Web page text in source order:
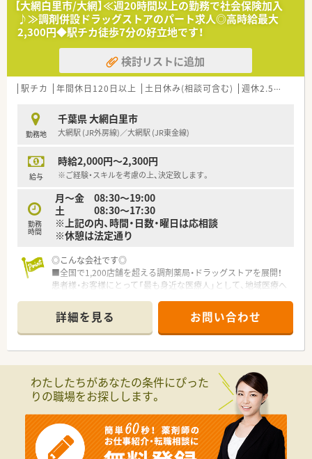
養士、ケアマネージャー、登録販売者など幅広い職種の従業員が
在籍しており職種を超えた連携で地域の健康をサポートしてい
ます。
■全店で分離申請となっており、調剤業務に専念できる就業環境
となっております。レジ打ちや品出しは行わず、薬局を併設して
いない店舗への配属はございません。
■調剤併設ドラッグストアや総合病院門、在宅医療専門など様々
ご希望の方には在宅医療の分野などへ進んでいくことも可能で、
薬剤師としてスキルアップを目指していけます。
【大網白里市/大網】≪週20時間以上の勤務で社会保険加入
♪≫調剤併設ドラッグストアのパート求人◎高時給最大
2,300円◆駅チカ徒歩7分の好立地です！
検討リストに追加
駅チカ 年間休日120日以上 土日休み(相談可含む) 週休2.5日以上
勤務地
千葉県 大網白里市
大網駅 (JR外房線)／大網駅 (JR東金線)
給与
時給2,000円～2,300円
※ご経験・スキルを考慮の上、決定致します。
勤務
時間
月～金 08:30～19:00
土 08:30～17:30
※上記の内、時間・日数・曜日は応相談
※休憩は法定通り
◎こんな会社です◎
■全国で1,200店舗を超える調剤薬局・ドラッグストアを展開！
患者様・お客様にとって「最も身近な医療人」として、地域医療へ
■充実した「手当」・「福利厚生」・「資格支援制度」制度♪
残業手当はもちろん、家族手当の支給！
また育児休暇（子が2歳に達するまで）・時短勤務（小学校入学ま
で）や、各種資格支援制度あり！
詳細を見る お問い合わせ
わたしたちがあなたの条件にぴった
りの職場をお探しします。